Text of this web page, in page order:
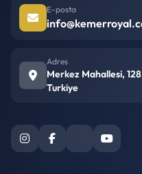
E-posta
Adres
Merkez Mahallesi,
Turkiye